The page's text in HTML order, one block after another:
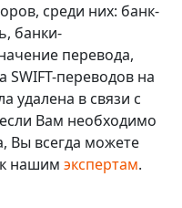
среди них: банк-
банки-
перевода,
SWIFT-переводов на
удалена в связи с
Вам необходимо
Вы всегда можете
нашим экспертам.